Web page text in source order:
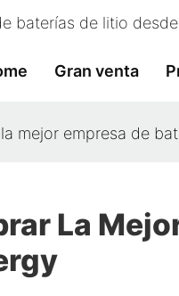
baterías de litio
Gran venta
mejor empresa de
La